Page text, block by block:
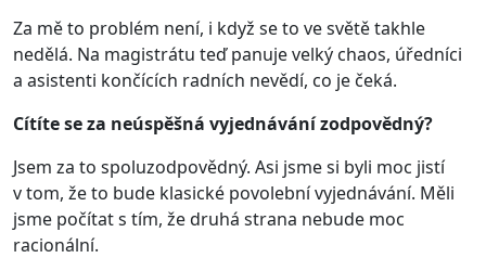
Za mě to problém není, i když se to ve světě takhle
nedělá. Na magistrátu teď panuje velký chaos, úředníci
a asistenti končících radních nevědí, co je čeká.
Cítíte se za neúspěšná vyjednávání zodpovědný?
Jsem za to spoluzodpovědný. Asi jsme si byli moc jistí
v tom, že to bude klasické povolební vyjednávání. Měli
jsme počítat s tím, že druhá strana nebude moc
racionální.